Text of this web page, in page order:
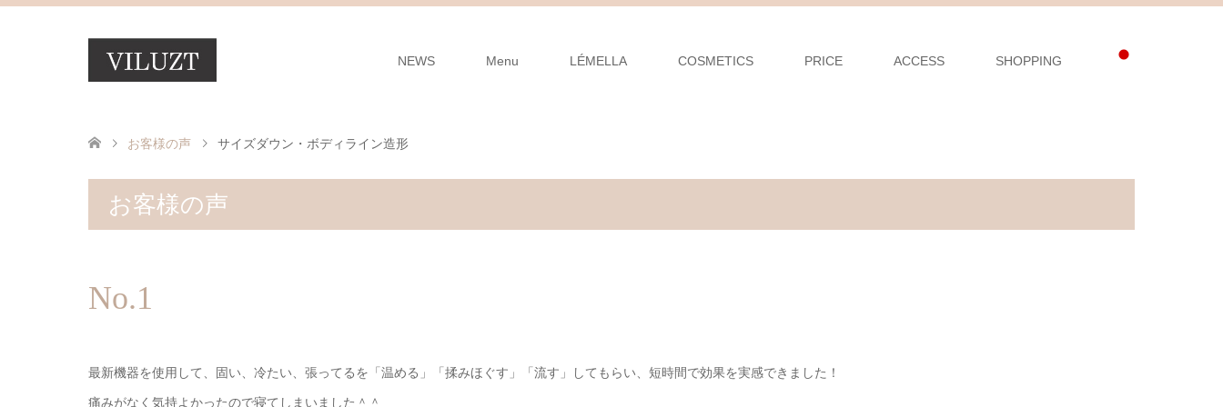
NEWS Menu LÉMELLA COSMETICS PRICE ACCESS SHOPPING
お客様の声 サイズダウン・ボディライン造形
お客様の声
No.1
最新機器を使用して、固い、冷たい、張ってるを「温める」「揉みほぐす」「流す」してもらい、短時間で効果を実感できました！
痛みがなく気持よかったので寝てしまいました＾＾